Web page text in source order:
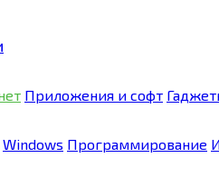
Приложения и софт
Windows Программирование